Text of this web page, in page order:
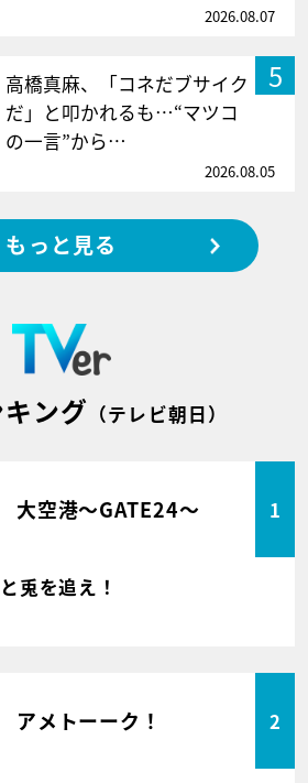
2026.08.07
5
高橋真麻、「コネだブサイク
だ」と叩かれるも…“マツコ
の一言”から…
2026.08.05
もっと見る
ング （テレビ朝日）
大空港～GATE24～ 1
兎を追え！
アメトーーク！ 2